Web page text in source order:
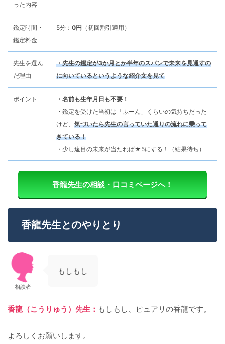
った内容
鑑定時間・
鑑定料金
5分： 0円 （初回割引適用）
先生を選ん
だ理由
・先生の鑑定が3か月とか半年のスパンで未来を見通すの
に向いているというような紹介文を見て
ポイント
・名前も生年月日も不要！
・鑑定を受けた当初は「ふーん」くらいの気持ちだった
けど、 気づいたら先生の言っていた通りの流れに乗って
きている！
・少し遠目の未来が当たれば★5にする！（結果待ち）
香龍先生の相談・口コミページへ！
香龍先生とのやりとり
相談者
もしもし
香龍（こうりゅう）先生： もしもし、ピュアリの香龍です。
よろしくお願いします。